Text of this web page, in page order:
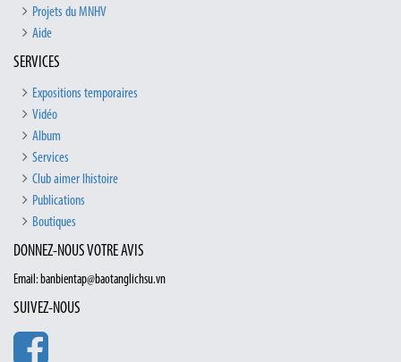
Projets du MNHV
Aide
SERVICES
Expositions temporaires
Vidéo
Album
Services
Club aimer lhistoire
Publications
Boutiques
DONNEZ-NOUS VOTRE AVIS
Email: banbientap@baotanglichsu.vn
SUIVEZ-NOUS